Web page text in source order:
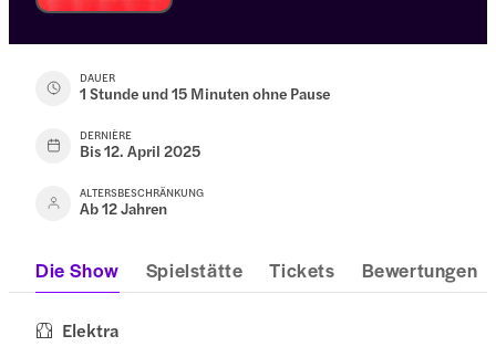
DAUER
1 Stunde und 15 Minuten ohne Pause
DERNIÈRE
Bis 12. April 2025
ALTERSBESCHRÄNKUNG
Ab 12 Jahren
Die Show Spielstätte Tickets Bewertungen
Elektra